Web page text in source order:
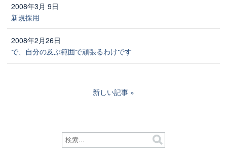
2008年3月 9日
新規採用
2008年2月26日
で、自分の及ぶ範囲で頑張るわけです
新しい記事